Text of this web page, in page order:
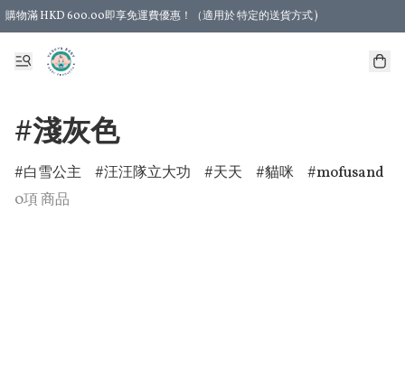
購物滿 HKD 600.00即享免運費優惠！（適用於 特定的送貨方式 )
#淺灰色
白雪公主 汪汪隊立大功 天天 貓咪
mofusand
0項 商品